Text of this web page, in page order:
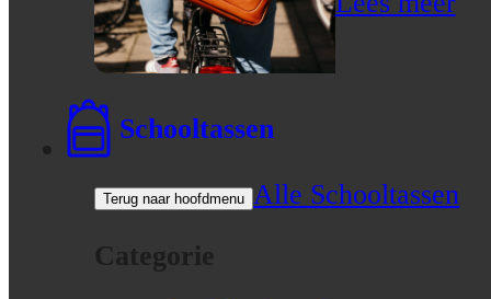
Schooltassen
Terug naar hoofdmenu Alle Schooltassen
Categorie